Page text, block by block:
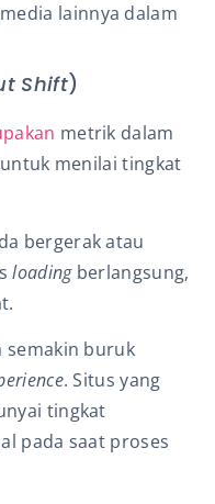
lainnya dalam
Shift)
metrik dalam
menilai tingkat
bergerak atau
loading berlangsung,
semakin buruk
. Situs yang
tingkat
pada saat proses